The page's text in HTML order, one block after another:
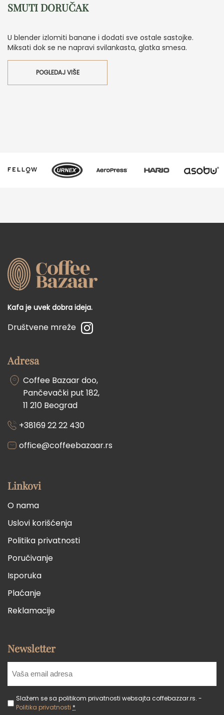
SMUTI DORUČAK
U blender izlomiti banane i dodati sve ostale sastojke.
Miksati dok se ne napravi svilankasta, glatka smesa.
POGLEDAJ VIŠE
Kafa je uvek dobra ideja.
Društvene mreže
Adresa
Coffee Bazaar doo,
Pančevački put 182,
11 210 Beograd
+38169 22 22 430
office@coffeebazaar.rs
Linkovi
O nama
Uslovi korišćenja
Politika privatnosti
Poručivanje
Isporuka
Plaćanje
Reklamacije
Newsletter
Slažem se sa politikom privatnosti websajta coffebazzar.rs. -
Politika privatnosti *